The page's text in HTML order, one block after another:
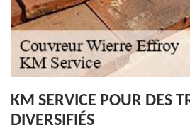
KM SERVICE POUR DES
DIVERSIFIÉS